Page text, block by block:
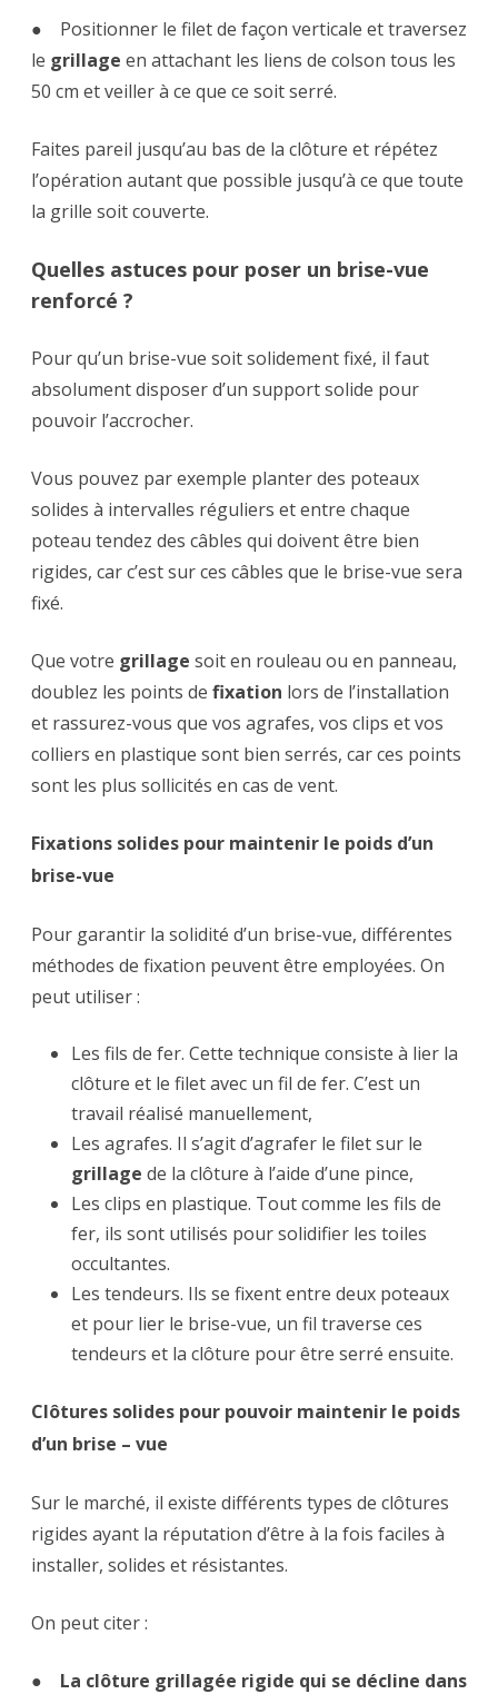
● Positionner le filet de façon verticale et traversez
le grillage en attachant les liens de colson tous les
50 cm et veiller à ce que ce soit serré.
Faites pareil jusqu’au bas de la clôture et répétez
l’opération autant que possible jusqu’à ce que toute
la grille soit couverte.
Quelles astuces pour poser un brise-vue
renforcé ?
Pour qu’un brise-vue soit solidement fixé, il faut
absolument disposer d’un support solide pour
pouvoir l’accrocher.
Vous pouvez par exemple planter des poteaux
solides à intervalles réguliers et entre chaque
poteau tendez des câbles qui doivent être bien
rigides, car c’est sur ces câbles que le brise-vue sera
fixé.
Que votre grillage soit en rouleau ou en panneau,
doublez les points de fixation lors de l’installation
et rassurez-vous que vos agrafes, vos clips et vos
colliers en plastique sont bien serrés, car ces points
sont les plus sollicités en cas de vent.
Fixations solides pour maintenir le poids d’un
brise-vue
Pour garantir la solidité d’un brise-vue, différentes
méthodes de fixation peuvent être employées. On
peut utiliser :
Les fils de fer. Cette technique consiste à lier la
clôture et le filet avec un fil de fer. C’est un
travail réalisé manuellement,
Les agrafes. Il s’agit d’agrafer le filet sur le
grillage de la clôture à l’aide d’une pince,
Les clips en plastique. Tout comme les fils de
fer, ils sont utilisés pour solidifier les toiles
occultantes.
Les tendeurs. Ils se fixent entre deux poteaux
et pour lier le brise-vue, un fil traverse ces
tendeurs et la clôture pour être serré ensuite.
Clôtures solides pour pouvoir maintenir le poids
d’un brise – vue
Sur le marché, il existe différents types de clôtures
rigides ayant la réputation d’être à la fois faciles à
installer, solides et résistantes.
On peut citer :
● La clôture grillagée rigide qui se décline dans